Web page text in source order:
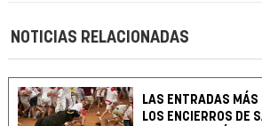
NOTICIAS RELACIONADAS
LAS ENTRADAS
LOS ENCIERROS DE